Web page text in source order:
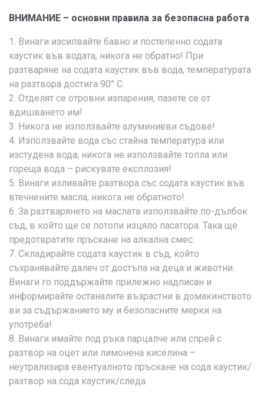
ВНИМАНИЕ – основни правила за безопасна работа
1. Винаги изсипвайте бавно и постепенно содата
каустик във водата, никога не обратно! При
разтваряне на содата каустик във вода, температурата
на разтвора достига 90° С.
2. Отделят се отровни изпарения, пазете се от
вдишването им!
3. Никога не използвайте алуминиеви съдове!
4. Използвайте вода със стайна температура или
изстудена вода, никога не използвайте топла или
гореща вода – рискувате експлозия!
5. Винаги изливайте разтвора със содата каустик във
втечнените масла, никога не обратното!
6. За разтварянето на маслата използвайте по-дълбок
съд, в който ще се потопи изцяло пасатора. Така ще
предотвратите пръскане на алкална смес.
7. Складирайте содата каустик в съд, който
съхранявайте далеч от достъпа на деца и животни.
Винаги го поддържайте прилежно надписан и
информирайте останалите възрастни в домакинството
ви за съдържанието му и безопасните мерки на
употреба!
8. Винаги имайте под ръка парцалче или спрей с
разтвор на оцет или лимонена киселина –
неутрализира евентуалното пръскане на сода каустик/
разтвор на сода каустик/следа.